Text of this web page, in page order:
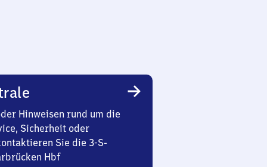
Hinweisen rund um die
Sicherheit oder
Sie die 3-S-
Hbf